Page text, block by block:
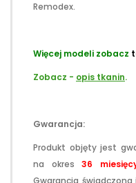
Remodex.
Więcej modeli zobacz
Zobacz - opis tkanin.
Gwarancja:
Produkt objęty jest
na okres36
Gwarancja